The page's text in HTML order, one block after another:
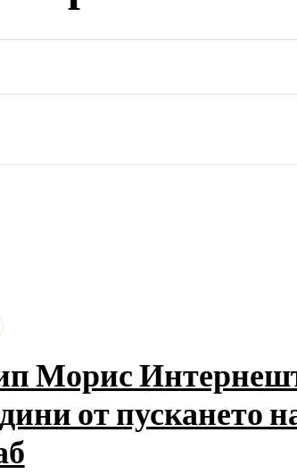
Морис
от пускането